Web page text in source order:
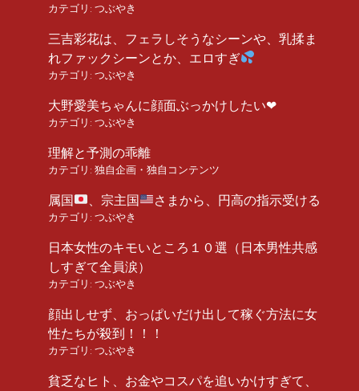
カテゴリ: つぶやき
三吉彩花は、フェラしそうなシーンや、乳揉ま
れファックシーンとか、エロすぎ
カテゴリ: つぶやき
大野愛美ちゃんに顔面ぶっかけしたい❤︎
カテゴリ: つぶやき
理解と予測の乖離
カテゴリ: 独自企画・独自コンテンツ
属国 、宗主国 さまから、円高の指示受ける
カテゴリ: つぶやき
日本女性のキモいところ１０選（日本男性共感
しすぎて全員涙）
カテゴリ: つぶやき
顔出しせず、おっぱいだけ出して稼ぐ方法に女
性たちが殺到！！！
カテゴリ: つぶやき
貧乏なヒト、お金やコスパを追いかけすぎて、